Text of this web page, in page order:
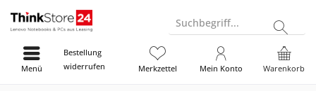
Suchbegriff...
Bestellung
widerrufen
Warenkorb
Merkzettel Mein Konto
Menü